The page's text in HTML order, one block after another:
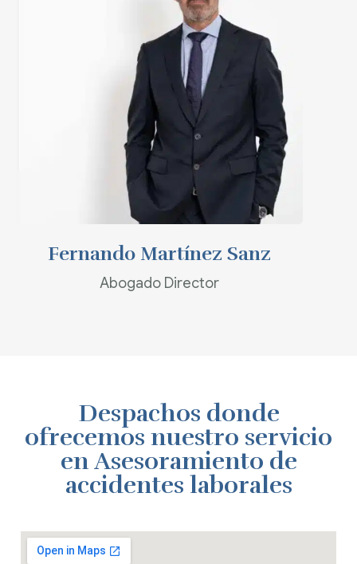
Fernando Martínez Sanz
Abogado Director
Fernando Martínez Sanz
Ver perfil
Ver Linkedin
Enviar correo
Despachos donde
ofrecemos nuestro servicio
en Asesoramiento de
accidentes laborales